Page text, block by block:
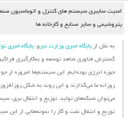
امنیت سایبری سیستم های کنترل و اتوماسیون
پتروشیمی و سایر صنایع و کارخانه ها
به نقل از پایگاه خبری وزارت نیر و، پایگاه خبری
گسترش فناوری شاهد توسعه و به‌کارگیری
حوزه انرژی بوده‌ایم. این سیستم‌ها امروزه از
روزانه ما می‌گذارند و این روند به شکل
می‌توان شبکه‌های تولید، توزیع و انتقال برق،
توزیع و انتقال نفت و گاز را نمونه‌هایی از این